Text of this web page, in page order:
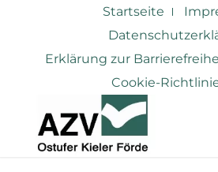
Startseite
Erklärung zur
Cookie-